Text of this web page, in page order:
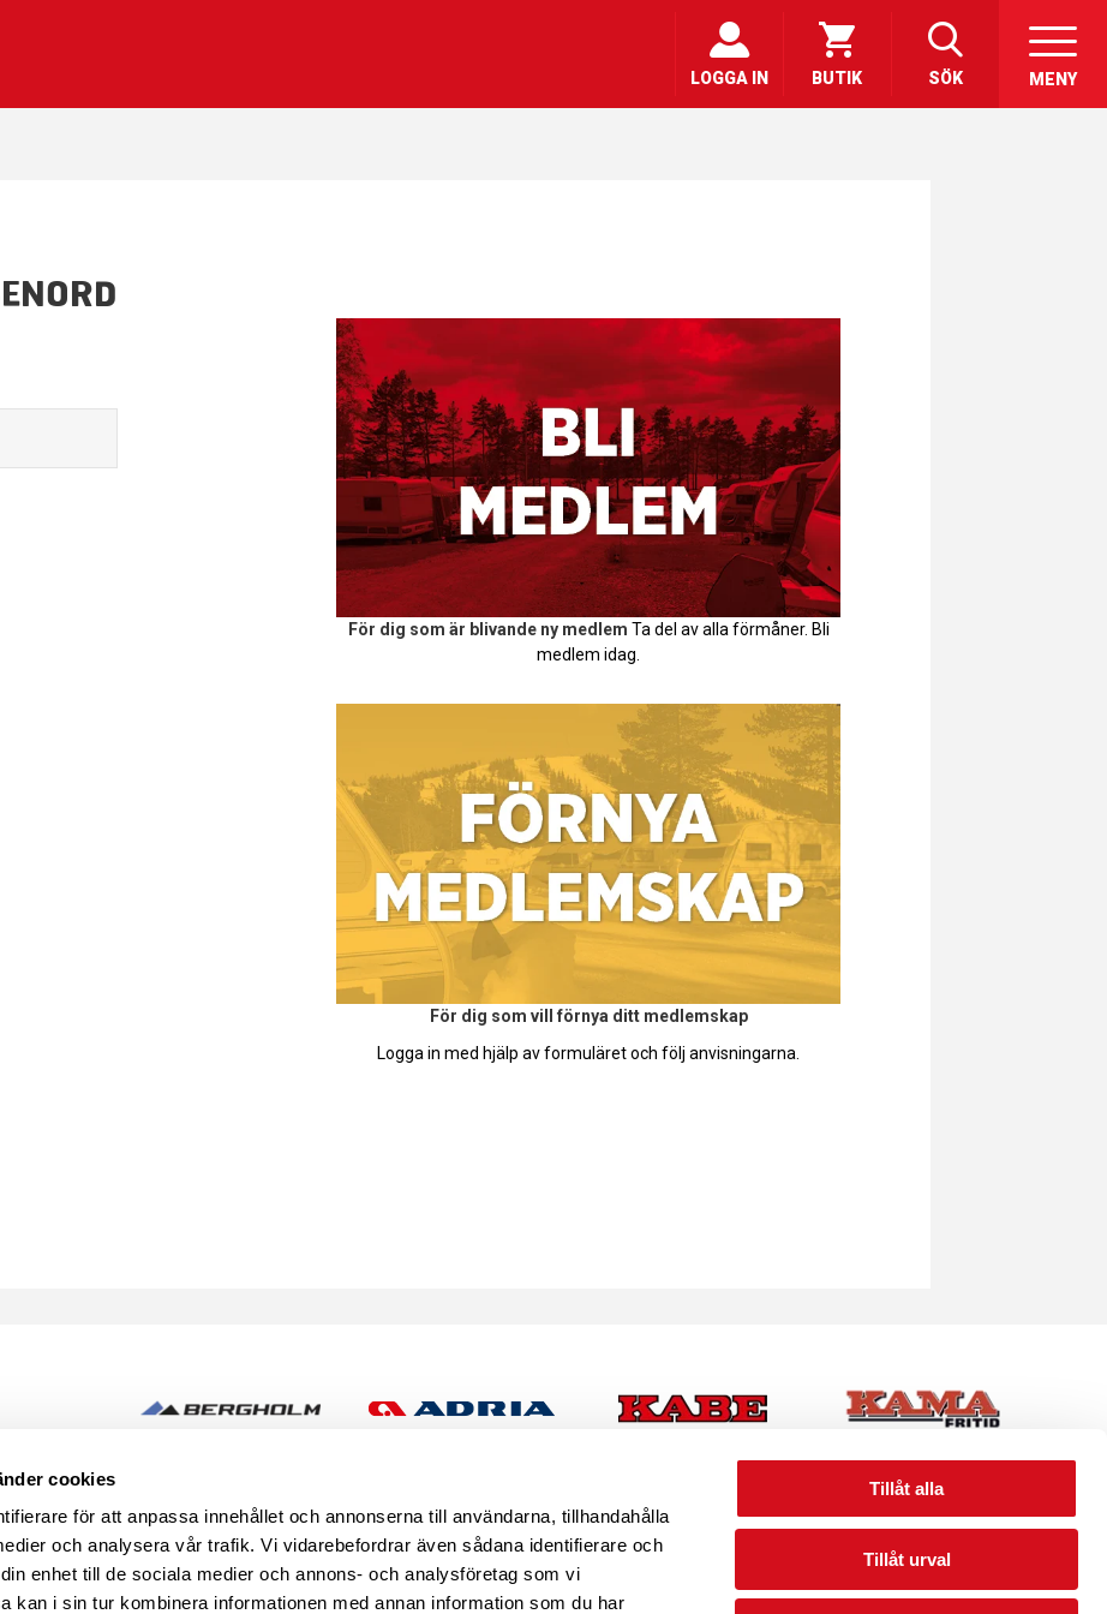
cookies
för att anpassa innehållet och annonserna till användarna, tillhandahålla
och analysera vår trafik. Vi vidarebefordrar även sådana identifierare och
enhet till de sociala medier och annons- och analysföretag som vi
kan i sin tur kombinera informationen med annan information som du har
Tillåt alla
Tillåt urval
LOGGA IN BUTIK SÖK MENY
För dig som är blivande ny medlem Ta del av alla förmåner. Bli
medlem idag.
För dig som vill förnya ditt medlemskap
Logga in med hjälp av formuläret och följ anvisningarna.